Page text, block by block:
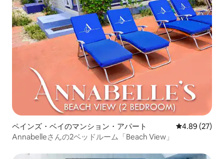
ペインズ・ベイのマンション・アパート レビュー27
4.89 (27)
Annabelleさんの2ベッドルーム「Beach View」